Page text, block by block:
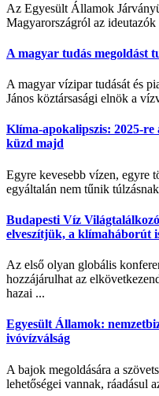
Az Egyesült Államok
Magyarországról az ideutazók
A magyar tudás megoldást
A magyar vízipar tudását és
János köztársasági elnök a
Klíma-apokalipszis: 2025-
küzd majd
Egyre kevesebb vízen, egyre
egyáltalán nem tűnik
Budapesti Víz
elveszítjük, a klímaháborút
Az első olyan globális
hozzájárulhat az
hazai ...
Egyesült Államok:
ivóvízválság
A bajok megoldására a
lehetőségei vannak, ráadásul